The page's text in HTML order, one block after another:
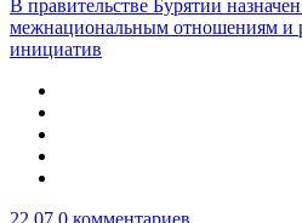
В правительстве Бурятии
межнациональным отношениям и
инициатив
22.07 0 комментариев